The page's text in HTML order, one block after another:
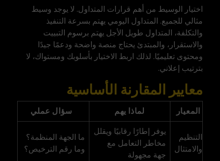
اختيار الوسيط من أهم قرارات المتداول. لا يوجد وسيط
مثالي للجميع. المتداول اليومي يهتم بسرعة التنفيذ
والتكلفة، المتداول طويل الأجل يهتم برسوم التبييت
والاستقرار، والمبتدئ يحتاج منصة واضحة ودعمًا جيدًا
ومحتوى تعليميًا. لذلك اربط الاختيار بأسلوبك ومستواك، لا
بترتيب إعلاني.
معايير المقارنة الأساسية
المعيار لماذا يهم سؤال عملي
التنظيم
والامتثال
يوفر إطارًا رقابيًا ويقلل
مخاطر التعامل مع
جهة مجهولة
ما الجهة المنظمة؟
وما رقم الترخيص؟